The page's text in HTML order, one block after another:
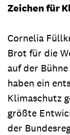
Zeichen für
Cornelia
Brot für die
auf der
haben ein
Klimaschutz
größte
der